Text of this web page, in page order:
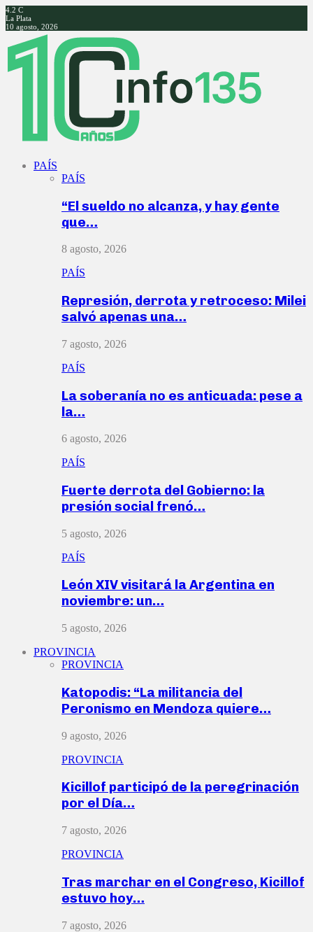
4.2 C
La Plata
10 agosto, 2026
Facebook
Twitter
Instagram
Youtube
PAÍS
PAÍS
“El sueldo no alcanza, y hay gente
que…
8 agosto, 2026
PAÍS
Represión, derrota y retroceso: Milei
salvó apenas una…
7 agosto, 2026
PAÍS
La soberanía no es anticuada: pese a
la…
6 agosto, 2026
PAÍS
Fuerte derrota del Gobierno: la
presión social frenó…
5 agosto, 2026
PAÍS
León XIV visitará la Argentina en
noviembre: un…
5 agosto, 2026
PROVINCIA
PROVINCIA
Katopodis: “La militancia del
Peronismo en Mendoza quiere…
9 agosto, 2026
PROVINCIA
Kicillof participó de la peregrinación
por el Día…
7 agosto, 2026
PROVINCIA
Tras marchar en el Congreso, Kicillof
estuvo hoy…
7 agosto, 2026